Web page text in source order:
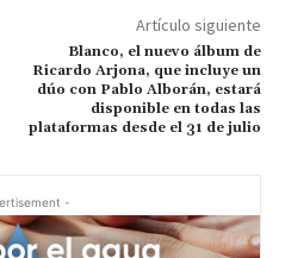
Artículo siguiente
Blanco, el nuevo álbum de
Ricardo Arjona, que incluye un
dúo con Pablo Alborán, estará
disponible en todas las
plataformas desde el 31 de julio
-